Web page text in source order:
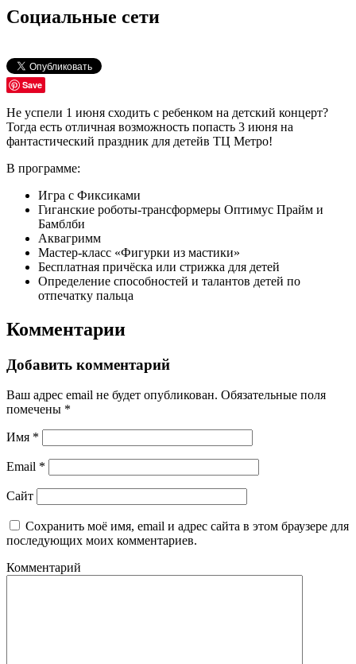
Социальные сети
Save
Не успели 1 июня сходить с ребенком на детский концерт?
Тогда есть отличная возможность попасть 3 июня на
фантастический праздник для детейв ТЦ Метро!
В программе:
Игра с Фиксиками
Гиганские роботы-трансформеры Оптимус Прайм и
Бамблби
Аквагримм
Мастер-класс «Фигурки из мастики»
Бесплатная причёска или стрижка для детей
Определение способностей и талантов детей по
отпечатку пальца
Комментарии
Добавить комментарий
Ваш адрес email не будет опубликован. Обязательные поля
помечены *
Имя *
Email *
Сайт
Сохранить моё имя, email и адрес сайта в этом браузере для
последующих моих комментариев.
Комментарий